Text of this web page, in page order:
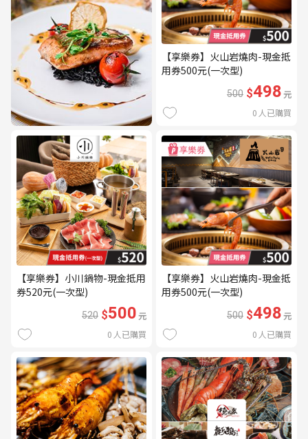
【享樂券】火山岩燒肉-現金抵
用券500元(一次型)
500 $498元
0 人已購買
【享樂券】小川鍋物-現金抵用
券520元(一次型)
520 $500元
0 人已購買
【享樂券】火山岩燒肉-現金抵
用券500元(一次型)
500 $498元
0 人已購買